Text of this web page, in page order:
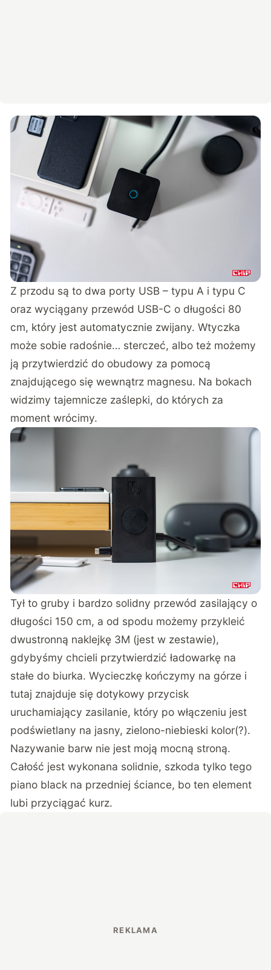
Z przodu są to dwa porty USB – typu A i typu C
oraz wyciągany przewód USB-C o długości 80
cm, który jest automatycznie zwijany. Wtyczka
może sobie radośnie… sterczeć, albo też możemy
ją przytwierdzić do obudowy za pomocą
znajdującego się wewnątrz magnesu. Na bokach
widzimy tajemnicze zaślepki, do których za
moment wrócimy.
Tył to gruby i bardzo solidny przewód zasilający o
długości 150 cm, a od spodu możemy przykleić
dwustronną naklejkę 3M (jest w zestawie),
gdybyśmy chcieli przytwierdzić ładowarkę na
stałe do biurka. Wycieczkę kończymy na górze i
tutaj znajduje się dotykowy przycisk
uruchamiający zasilanie, który po włączeniu jest
podświetlany na jasny, zielono-niebieski kolor(?).
Nazywanie barw nie jest moją mocną stroną.
Całość jest wykonana solidnie, szkoda tylko tego
piano black na przedniej ściance, bo ten element
lubi przyciągać kurz.